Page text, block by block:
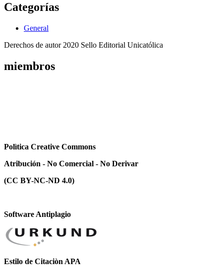
Categorías
General
Derechos de autor 2020 Sello Editorial Unicatólica
miembros
Polìtica Creative Commons
Atribución - No Comercial - No Derivar
(CC BY-NC-ND 4.0)
Software Antiplagio
Estilo de Citaciòn APA